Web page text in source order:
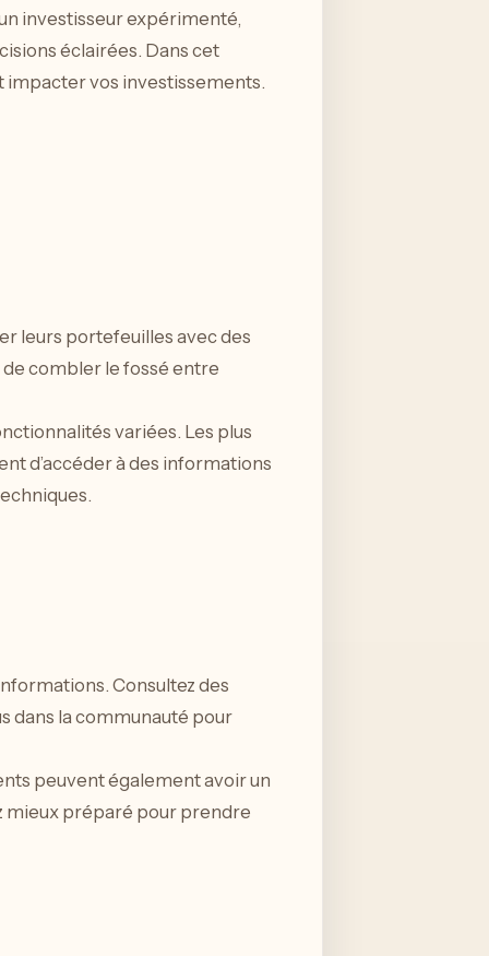
investisseur expérimenté,
éclairées. Dans cet
impacter vos investissements.
leurs portefeuilles avec des
combler le fossé entre
variées. Les plus
d’accéder à des informations
Consultez des
dans la communauté pour
peuvent également avoir un
mieux préparé pour prendre